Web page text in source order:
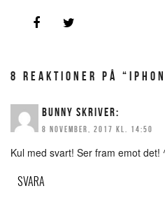
8 REAKTIONER PÅ
BUNNY SKRIVER:
8 NOVEMBER, 2017 KL. 14:50
Kul med svart! Ser fram emot det!
SVARA